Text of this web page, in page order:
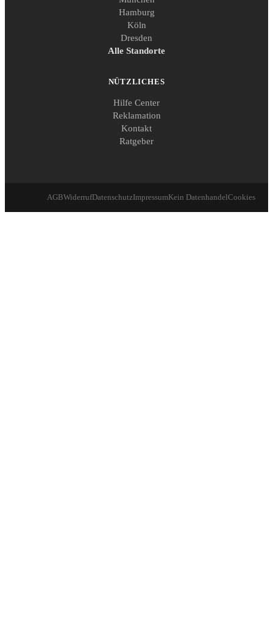
Hamburg
Köln
Dresden
Alle Standorte
NÜTZLICHES
Hilfe Center
Reklamation
Kontakt
Ratgeber
AGBWiderrufDatenschutzImpressumKein DatenhandelCookies